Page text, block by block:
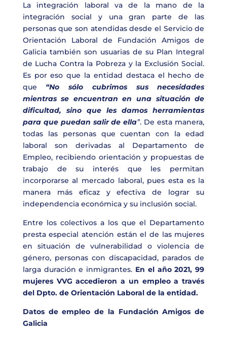
La integración laboral va de la mano de la
integración social y una gran parte de las
personas que son atendidas desde el Servicio de
Orientación Laboral de Fundación Amigos de
Galicia también son usuarias de su Plan Integral
de Lucha Contra la Pobreza y la Exclusión Social.
Es por eso que la entidad destaca el hecho de
que “No sólo cubrimos sus necesidades
mientras se encuentran en una situación de
dificultad, sino que les damos herramientas
para que puedan salir de ella”. De esta manera,
todas las personas que cuentan con la edad
laboral son derivadas al Departamento de
Empleo, recibiendo orientación y propuestas de
trabajo de su interés que les permitan
incorporarse al mercado laboral, pues esta es la
manera más eficaz y efectiva de lograr su
independencia económica y su inclusión social.
Entre los colectivos a los que el Departamento
presta especial atención están el de las mujeres
en situación de vulnerabilidad o violencia de
género, personas con discapacidad, parados de
larga duración e inmigrantes. En el año 2021, 99
mujeres VVG accedieron a un empleo a través
del Dpto. de Orientación Laboral de la entidad.
Datos de empleo de la Fundación Amigos de
Galicia